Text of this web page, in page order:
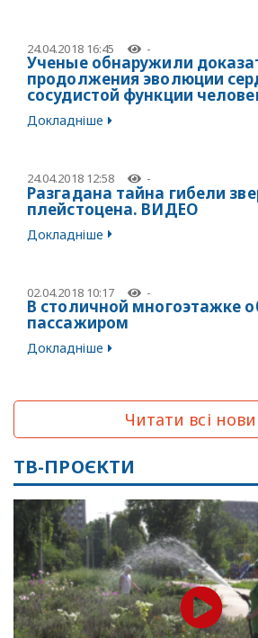
24.04.2018 16:45 -
Ученые обнаружили
продолжения эволюции
сосудистой функции
Докладніше
24.04.2018 12:58 -
Разгадана тайна гибели
плейстоцена. ВИДЕО
Докладніше
02.04.2018 10:17 -
В столичной многоэтажке
пассажиром
Докладніше
Читати всі
ТВ-ПРОЄКТИ